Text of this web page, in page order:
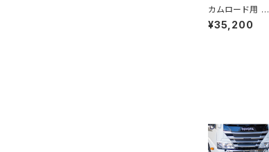
カムロード用 LX
カラードアイライ
ンガーニッシュ
¥35,200